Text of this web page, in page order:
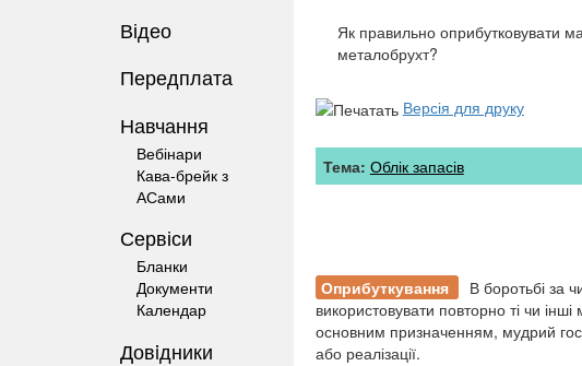
Відео
Передплата
Навчання
Вебінари
Кава-брейк з
АСами
Сервіси
Бланки
Документи
Календар
Довiдники
Як правильно оприбутковувати
металобрухт?
Версія для друку
Тема: Облік запасів
Оприбуткування
В боротьбі за
використовувати повторно ті чи
основним призначенням, мудрий
або реалізації.